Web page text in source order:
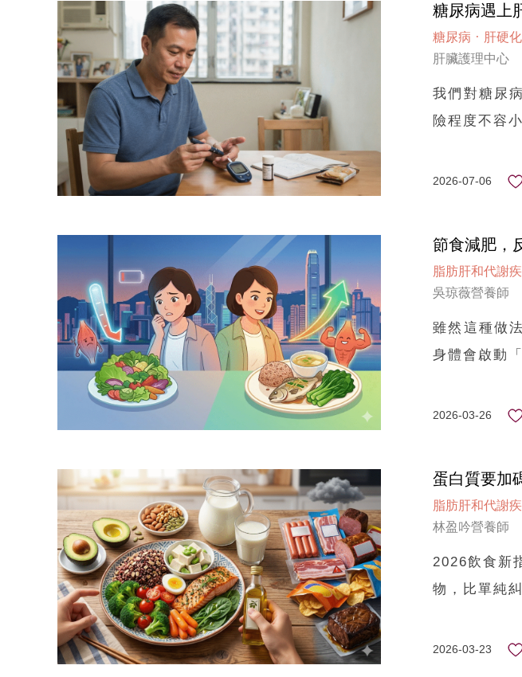
糖尿病遇上
糖尿病 · 肝硬
肝臟護理中心
我們對糖尿
險程度不容小
2026-07-06
節食減肥，
脂肪肝和代謝
吳琼薇營養師
雖然這種做
身體會啟動
2026-03-26
蛋白質要加
脂肪肝和代謝
林盈吟營養師
2026飲食新
物，比單純
2026-03-23